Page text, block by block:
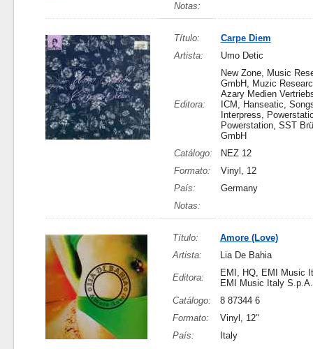
Notas:
Título:
Carpe Diem
Artista:
Umo Detic
Editora:
New Zone, Music
GmbH, Muzic
Azary Medien
ICM, Hanseatic,
Interpress,
Powerstation, SST
GmbH
Catálogo:
NEZ 12
Formato:
Vinyl, 12
País:
Germany
Notas:
Título:
Amore (Love)
Artista:
Lia De Bahia
Editora:
EMI, HQ, EMI Music
EMI Music Italy S.p.A.
Catálogo:
8 87344 6
Formato:
Vinyl, 12"
País:
Italy